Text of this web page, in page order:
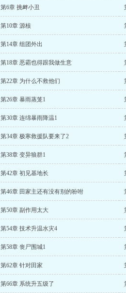
第6章 挑衅小丑
第10章 源核
第14章 组团外出
第18章 恶霸也得跟我做生意
第22章 为什么不救他们
第26章 暴雨蒸笼1
第30章 连绵暴雨降温1
第34章 极寒救援队要来了2
第38章 变异狼群1
第42章 初见基地长
第46章 田家主还有没有别的吩咐
第50章 副作用太大
第54章 技术升温水灾4
第58章 丧尸围城1
第62章 针对田家
第66章 系统升五级了